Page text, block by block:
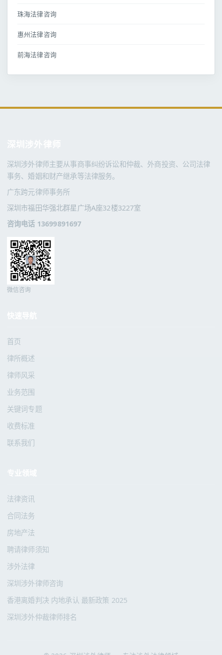
珠海法律咨询
惠州法律咨询
前海法律咨询
深圳涉外律师主要从事商事纠纷诉讼和仲裁、外商投资、公司法律
事务、婚姻和财产继承等法律服务。
广东跨元律师事务所
深圳市福田华强北群星广场A座32楼3227室
咨询电话 13699891697
微信咨询
首页
律所概述
律师风采
业务范围
关键词专题
收费标准
联系我们
法律资讯
合同法务
房地产法
聘请律师须知
涉外法律
深圳涉外律师咨询
香港离婚判决 内地承认 最新政策 2025
深圳涉外仲裁律师排名